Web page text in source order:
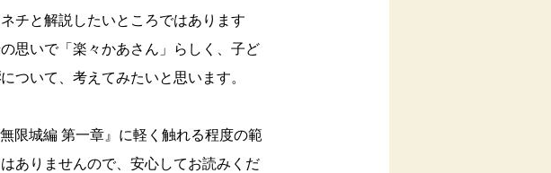
チと解説したいところではあります
思いで「楽々かあさん」らしく、子ど
について、考えてみたいと思います。
限城編 第一章』に軽く触れる程度の範
ありませんので、安心してお読みくだ